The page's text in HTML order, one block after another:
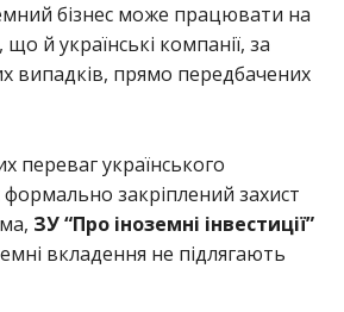
бізнес може працювати на
й українські компанії, за
випадків, прямо передбачених
переваг українського
закріплений захист
ЗУ “Про іноземні інвестиції”
вкладення не підлягають